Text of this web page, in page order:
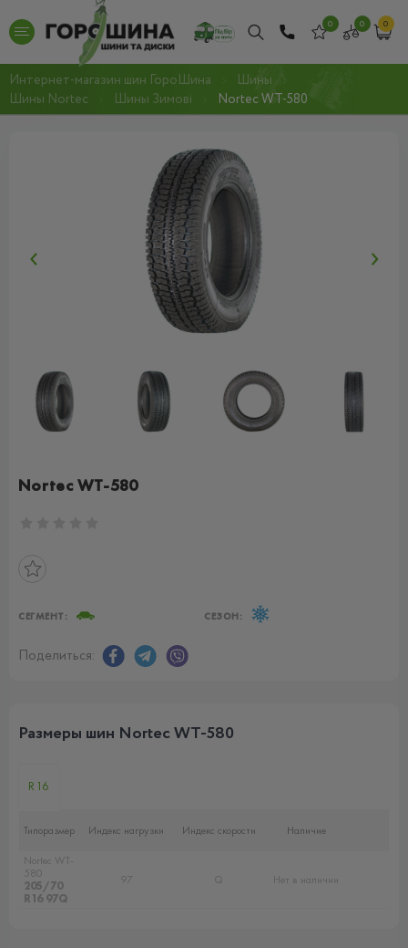
0 0 0
Интернет-магазин шин ГороШина
Шины
Шины Nortec
Шины Зимові Nortec WT-580
Nortec WT-580
СЕГМЕНТ: СЕЗОН:
Поделиться:
Размеры шин Nortec WT-580
R16
Типоразмер Индекс нагрузки Индекс скорости Наличие
Nortec WT-
580
205/70
R16 97Q
97 Q Нет в наличии